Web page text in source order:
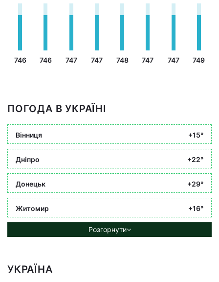
746 746 747 747 748 747 747 749
ПОГОДА В УКРАЇНІ
Вінниця +15°
Дніпро +22°
Донецьк +29°
Житомир +16°
Розгорнути
УКРАЇНА